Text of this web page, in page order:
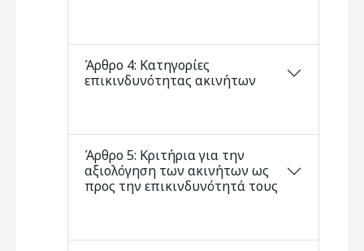
Άρθρο 4: Κατηγορίες
επικινδυνότητας ακινήτων
Άρθρο 5: Κριτήρια για την
αξιολόγηση των ακινήτων ως
προς την επικινδυνότητά τους